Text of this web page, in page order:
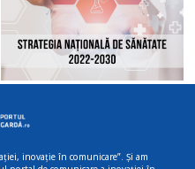
inovație în comunicare”. Și am